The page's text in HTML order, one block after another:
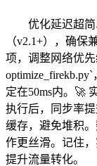
优化延迟超
（v2.1+），确保
项，调整网络优
定在50ms内。🚀
执行后，同步率
缓存，避免堆积
作更丝滑。记住
提升流量转化。